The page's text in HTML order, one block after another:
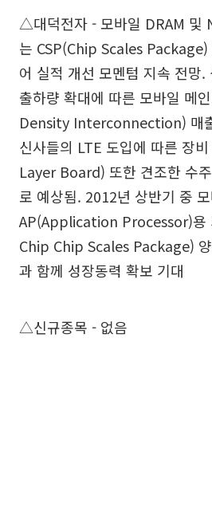
△대덕전자 - 모바일 DRAM 및
는 CSP(Chip Scales Package)
어 실적 개선 모멘텀 지속 전망.
출하량 확대에 따른 모바일 메
Density Interconnection) 매
신사들의 LTE 도입에 따른 장
Layer Board) 또한 견조한 수
로 예상됨. 2012년 상반기 중
AP(Application Processor)용
Chip Chip Scales Package)
과 함께 성장동력 확보 기대
△신규종목 - 없음